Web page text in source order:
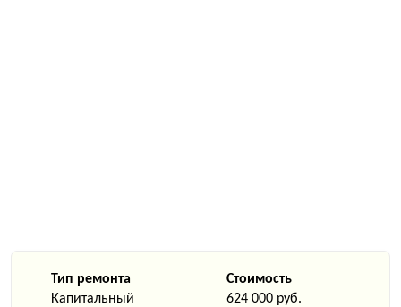
Тип ремонта
Капитальный
Стоимость
624 000 руб.